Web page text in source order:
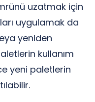
uzatmak için
uygulamak da
yeniden
kullanım
yeni paletlerin